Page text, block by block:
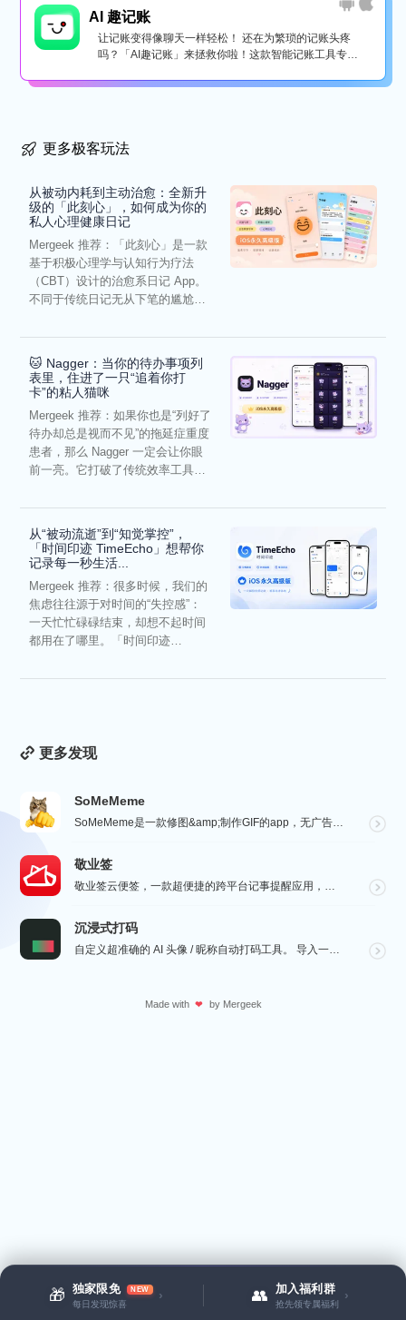
🎁 独家限免 NEW
每日发现惊喜
› 👥 加入福利群
抢先领专属福利
›
AI 趣记账
让记账变得像聊天一样轻松！ 还在为繁琐的记账头疼
吗？「AI趣记账」来拯救你啦！这款智能记账工具专为
更多极客玩法
从被动内耗到主动治愈：全新升
级的「此刻心」，如何成为你的
私人心理健康日记
Mergeek 推荐：「此刻心」是一款
基于积极心理学与认知行为疗法
（CBT）设计的治愈系日记 App。
不同于传统日记无从下笔的尴尬，
🐱 Nagger：当你的待办事项列
表里，住进了一只“追着你打
卡”的粘人猫咪
Mergeek 推荐：如果你也是“列好了
待办却总是视而不见”的拖延症重度
患者，那么 Nagger 一定会让你眼
前一亮。它打破了传统效率工具冰
从“被动流逝”到“知觉掌控”，
「时间印迹 TimeEcho」想帮你
记录每一秒生活...
Mergeek 推荐：很多时候，我们的
焦虑往往源于对时间的“失控感”：
一天忙忙碌碌结束，却想不起时间
都用在了哪里。「时间印迹
更多发现
SoMeMeme
SoMeMeme是一款修图&amp;制作GIF的app，无广告，无水印，专注于修图和将你相册中的视频...
敬业签
敬业签云便签，一款超便捷的跨平台记事提醒应用，电脑手机云同步，覆盖多系统。它不仅是个性化便签，更是智...
沉浸式打码
自定义超准确的 AI 头像 / 昵称自动打码工具。 导入一张微信聊天截图，或者抖音/小红书/微博评论...
Made with ❤ by Mergeek